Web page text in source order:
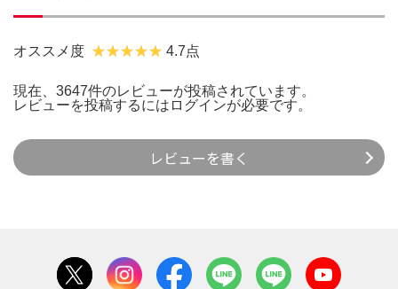
オススメ度 4.7点
現在、3647件のレビューが投稿されています。
レビューを投稿するには ログインが必要です。
レビューを書く